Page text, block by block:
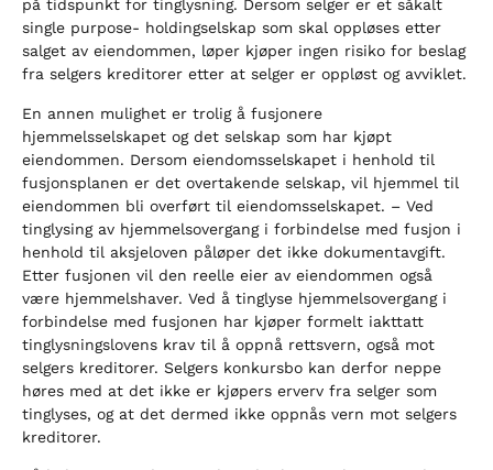
på tidspunkt for tinglysning. Dersom selger er et såkalt
single purpose- holdingselskap som skal oppløses etter
salget av eiendommen, løper kjøper ingen risiko for beslag
fra selgers kreditorer etter at selger er oppløst og avviklet.
En annen mulighet er trolig å fusjonere
hjemmelsselskapet og det selskap som har kjøpt
eiendommen. Dersom eiendomsselskapet i henhold til
fusjonsplanen er det overtakende selskap, vil hjemmel til
eiendommen bli overført til eiendomsselskapet. – Ved
tinglysing av hjemmelsovergang i forbindelse med fusjon i
henhold til aksjeloven påløper det ikke dokumentavgift.
Etter fusjonen vil den reelle eier av eiendommen også
være hjemmelshaver. Ved å tinglyse hjemmelsovergang i
forbindelse med fusjonen har kjøper formelt iakttatt
tinglysningslovens krav til å oppnå rettsvern, også mot
selgers kreditorer. Selgers konkursbo kan derfor neppe
høres med at det ikke er kjøpers erverv fra selger som
tinglyses, og at det dermed ikke oppnås vern mot selgers
kreditorer.